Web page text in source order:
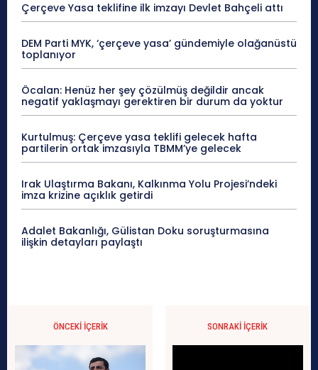
Çerçeve Yasa teklifine ilk imzayı Devlet Bahçeli attı
DEM Parti MYK, ‘çerçeve yasa’ gündemiyle olağanüstü
toplanıyor
Öcalan: Henüz her şey çözülmüş değildir ancak
negatif yaklaşmayı gerektiren bir durum da yoktur
Kurtulmuş: Çerçeve yasa teklifi gelecek hafta
partilerin ortak imzasıyla TBMM’ye gelecek
Irak Ulaştırma Bakanı, Kalkınma Yolu Projesi’ndeki
imza krizine açıklık getirdi
Adalet Bakanlığı, Gülistan Doku soruşturmasına
ilişkin detayları paylaştı
ÖNCEKI İÇERIK SONRAKI İÇERIK